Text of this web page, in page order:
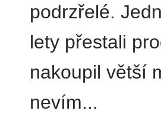
podrzřelé.
lety přestali
nakoupil větší
nevím...